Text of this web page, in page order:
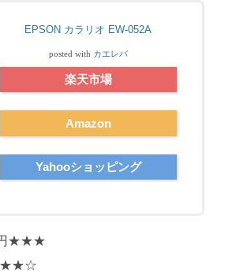
EPSON カラリオ EW-052A
posted with カエレバ
楽天市場
Amazon
Yahooショッピング
円★★★
★★☆